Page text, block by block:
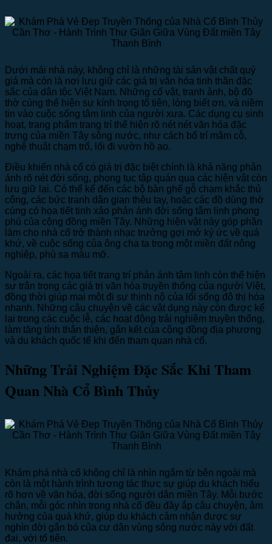
Dưới mái nhà này, không chỉ là những tài sản vật chất quý
giá mà còn là nơi lưu giữ các giá trị văn hóa tinh thần đặc
sắc của dân tộc Việt Nam. Những cổ vật, tranh ảnh, bộ đồ
thờ cúng thể hiện sự kính trọng tổ tiên, lòng biết ơn, và niềm
tin vào cuộc sống tâm linh của người xưa. Các dụng cụ sinh
hoạt, trang phẩm trang trí thể hiện rõ nét nét văn hóa đặc
trưng của miền Tây sông nước, như cách bố trí mâm cỗ,
nghệ thuật chạm trổ, lối đi vườn hồ ao.
Điều khiến nhà cổ có giá trị đặc biệt chính là khả năng phản
ánh rõ nét đời sống, phong tục tập quán qua các hiện vật còn
lưu giữ lại. Có thể kể đến các bộ bàn ghế gỗ chạm khắc thủ
công, các bức tranh dân gian thêu tay, hoặc các đồ dùng thờ
cúng có họa tiết tinh xảo phản ánh đời sống tâm linh phong
phú của cộng đồng miền Tây. Những hiện vật này góp phần
làm cho nhà cổ trở thành nhạc trưởng gợi mở ký ức về quá
khứ, về cuộc sống của ông cha ta trong một miền đất nông
nghiệp, phù sa màu mỡ.
Ngoài ra, các họa tiết trang trí phản ánh tâm linh còn thể hiện
sự trân trọng các giá trị văn hóa truyền thống của người Việt,
đồng thời giúp mai một đi sự thịnh nộ của lối sống đô thị hóa
nhanh. Những câu chuyện về các vật dụng này còn được kể
lại trong các cuộc lễ, các hoạt động trải nghiệm truyền thống,
làm tăng tính thân thiện, gắn kết của cộng đồng địa phương
và du khách quốc tế khi đến tham quan nhà cổ.
Những Trải Nghiệm Đặc Sắc Khi Tham
Quan Nhà Cổ Bình Thủy
Khám phá nhà cổ không chỉ là nhìn ngắm từ bên ngoài mà
còn là một hành trình tương tác thực sự giúp du khách hiểu
rõ hơn về văn hóa, đời sống người dân miền Tây. Mỗi bước
chân, mỗi góc nhìn trong nhà cổ đều đầy ắp câu chuyện, âm
hưởng của quá khứ, giúp du khách cảm nhận được sự
nghìn đời gắn bó của cư dân vùng sông nước này với đất
đai, với tổ tiên.